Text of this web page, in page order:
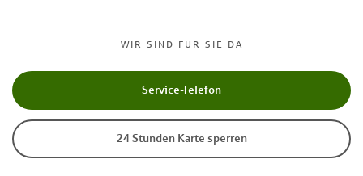
WIR SIND FÜR SIE DA
Service-Telefon
24 Stunden Karte sperren